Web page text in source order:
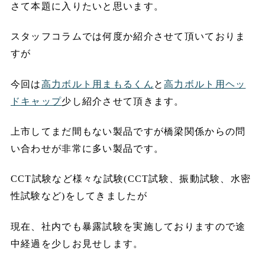
さて本題に入りたいと思います。
スタッフコラムでは何度か紹介させて頂いておりま
すが
今回は高力ボルト用まもるくん と高力ボルト用ヘッ
ドキャップ少し紹介させて頂きます。
上市してまだ間もない製品ですが橋梁関係からの問
い合わせが非常に多い製品です。
CCT試験など様々な試験(CCT試験、振動試験、水密
性試験など)をしてきましたが
現在、社内でも暴露試験を実施しておりますので途
中経過を少しお見せします。